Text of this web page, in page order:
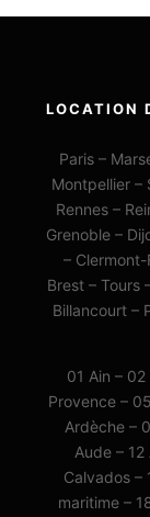
LOCATION
Paris –
Montpellier –
Rennes –
Grenoble –
–
Brest – Tours
Billancourt –
01 Ain –
Provence –
Ardèche –
Aude –
Calvados –
maritime –